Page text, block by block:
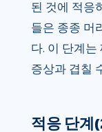
된 것에 적응
들은 종종 머
다. 이 단계는
증상과 겹칠
적응 단계